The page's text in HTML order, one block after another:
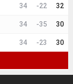
34 -22 32
34 -35 30
34 -23 30